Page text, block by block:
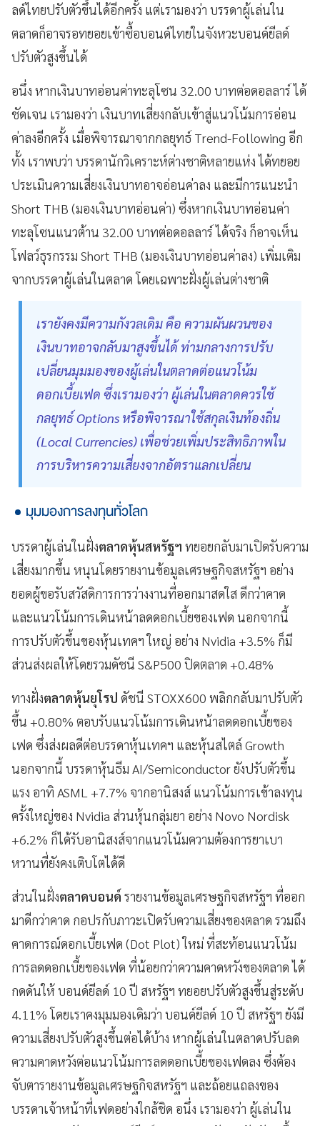
ลด์ไทยปรับตัวขึ้นได้อีกครั้ง แต่เรามองว่า บรรดาผู้เล่นใน
ตลาดก็อาจรอทยอยเข้าซื้อบอนด์ไทยในจังหวะบอนด์ยีลด์
ปรับตัวสูงขึ้นได้
อนึ่ง หากเงินบาทอ่อนค่าทะลุโซน 32.00 บาทต่อดอลลาร์ ได้
ชัดเจน เรามองว่า เงินบาทเสี่ยงกลับเข้าสู่แนวโน้มการอ่อน
ค่าลงอีกครั้ง เมื่อพิจารณาจากกลยุทธ์ Trend-Following อีก
ทั้ง เราพบว่า บรรดานักวิเคราะห์ต่างชาติหลายแห่ง ได้ทยอย
ประเมินความเสี่ยงเงินบาทอาจอ่อนค่าลง และมีการแนะนำ
Short THB (มองเงินบาทอ่อนค่า) ซึ่งหากเงินบาทอ่อนค่า
ทะลุโซนแนวต้าน 32.00 บาทต่อดอลลาร์ ได้จริง ก็อาจเห็น
โฟลว์ธุรกรรม Short THB (มองเงินบาทอ่อนค่าลง) เพิ่มเติม
จากบรรดาผู้เล่นในตลาด โดยเฉพาะฝั่งผู้เล่นต่างชาติ
เรายังคงมีความกังวลเดิม คือ ความผันผวนของ
เงินบาทอาจกลับมาสูงขึ้นได้ ท่ามกลางการปรับ
เปลี่ยนมุมมองของผู้เล่นในตลาดต่อแนวโน้ม
ดอกเบี้ยเฟด ซึ่งเรามองว่า ผู้เล่นในตลาดควรใช้
กลยุทธ์ Options หรือพิจารณาใช้สกุลเงินท้องถิ่น
(Local Currencies) เพื่อช่วยเพิ่มประสิทธิภาพใน
การบริหารความเสี่ยงจากอัตราแลกเปลี่ยน
มุมมองการลงทุนทั่วโลก
บรรดาผู้เล่นในฝั่งตลาดหุ้นสหรัฐฯ ทยอยกลับมาเปิดรับความ
เสี่ยงมากขึ้น หนุนโดยรายงานข้อมูลเศรษฐกิจสหรัฐฯ อย่าง
ยอดผู้ขอรับสวัสดิการการว่างงานที่ออกมาสดใส ดีกว่าคาด
และแนวโน้มการเดินหน้าลดดอกเบี้ยของเฟด นอกจากนี้
การปรับตัวขึ้นของหุ้นเทคฯ ใหญ่ อย่าง Nvidia +3.5% ก็มี
ส่วนส่งผลให้โดยรวมดัชนี S&P500 ปิดตลาด +0.48%
ทางฝั่งตลาดหุ้นยุโรป ดัชนี STOXX600 พลิกกลับมาปรับตัว
ขึ้น +0.80% ตอบรับแนวโน้มการเดินหน้าลดดอกเบี้ยของ
เฟด ซึ่งส่งผลดีต่อบรรดาหุ้นเทคฯ และหุ้นสไตล์ Growth
นอกจากนี้ บรรดาหุ้นธีม AI/Semiconductor ยังปรับตัวขึ้น
แรง อาทิ ASML +7.7% จากอานิสงส์ แนวโน้มการเข้าลงทุน
ครั้งใหญ่ของ Nvidia ส่วนหุ้นกลุ่มยา อย่าง Novo Nordisk
+6.2% ก็ได้รับอานิสงส์จากแนวโน้มความต้องการยาเบา
หวานที่ยังคงเติบโตได้ดี
ส่วนในฝั่งตลาดบอนด์ รายงานข้อมูลเศรษฐกิจสหรัฐฯ ที่ออก
มาดีกว่าคาด กอปรกับภาวะเปิดรับความเสี่ยงของตลาด รวมถึง
คาดการณ์ดอกเบี้ยเฟด (Dot Plot) ใหม่ ที่สะท้อนแนวโน้ม
การลดดอกเบี้ยของเฟด ที่น้อยกว่าความคาดหวังของตลาด ได้
กดดันให้ บอนด์ยีลด์ 10 ปี สหรัฐฯ ทยอยปรับตัวสูงขึ้นสู่ระดับ
4.11% โดยเราคงมุมมองเดิมว่า บอนด์ยีลด์ 10 ปี สหรัฐฯ ยังมี
ความเสี่ยงปรับตัวสูงขึ้นต่อได้บ้าง หากผู้เล่นในตลาดปรับลด
ความคาดหวังต่อแนวโน้มการลดดอกเบี้ยของเฟดลง ซึ่งต้อง
จับตารายงานข้อมูลเศรษฐกิจสหรัฐฯ และถ้อยแถลงของ
บรรดาเจ้าหน้าที่เฟดอย่างใกล้ชิด อนึ่ง เรามองว่า ผู้เล่นใน